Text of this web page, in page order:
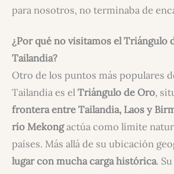
para nosotros, no terminaba de
¿Por qué no visitamos el Triángulo
Tailandia?
Otro de los puntos más populares
Tailandia es el Triángulo de Oro,
frontera entre Tailandia, Laos y
río Mekongactúa como límite
países. Más allá de su ubicación
lugar con mucha carga histórica.